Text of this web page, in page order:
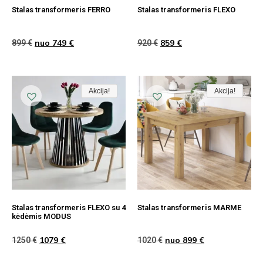
Stalas transformeris FERRO
899€ nuo 749 €
Stalas transformeris FLEXO
920€ 859 €
Akcija!
Akcija
Akcija!
Stalas transformeris FLEXO su 4
kėdėmis MODUS
1250€ 1079 €
Akcija!
Akcija
Akcija!
Stalas transformeris MARME
1020€ nuo 899 €